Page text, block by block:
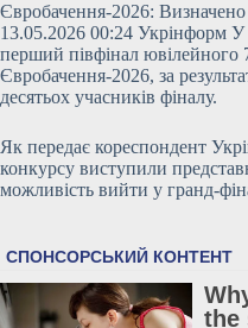
Євробачення-2026: Визначено
13.05.2026 00:24 Укрінформ У
перший півфінал ювілейного
Євробачення-2026, за
десятьох учасників фіналу.
Як передає кореспондент
конкурсу виступили
можливість вийти у гранд-